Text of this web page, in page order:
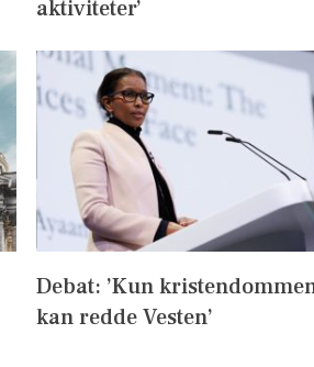
aktiviteter’
Debat: ’Kun
kan redde Vesten’